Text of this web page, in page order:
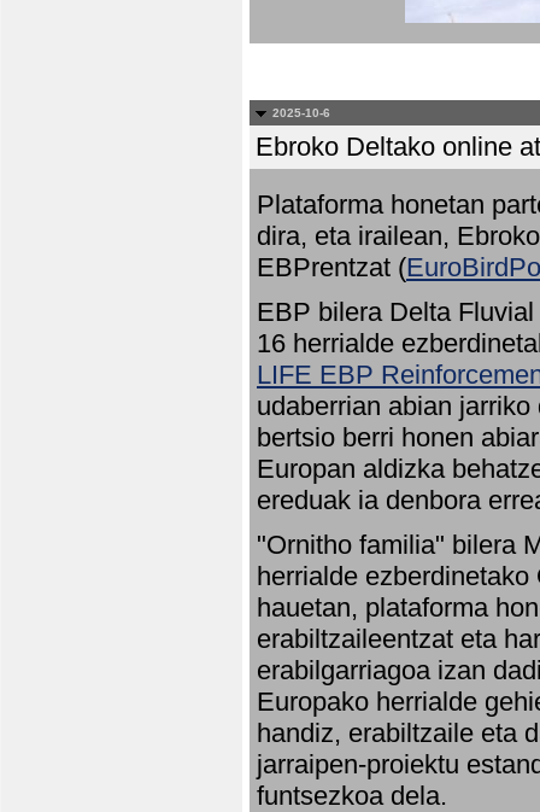
2025-10-6
Ebroko Deltako online
Plataforma honetan
dira, eta irailean,
EBPrentzat (
EBP bilera Delta
16 herrialde
LIFE EBP
udaberrian abian
bertsio berri honen
Europan aldizka
ereduak ia denbora
"Ornitho familia" bilera
herrialde
hauetan, plataforma
erabiltzaileentzat eta
erabilgarriagoa izan
Europako herrialde
handiz, erabiltzaile eta
jarraipen-proiektu
funtsezkoa dela.